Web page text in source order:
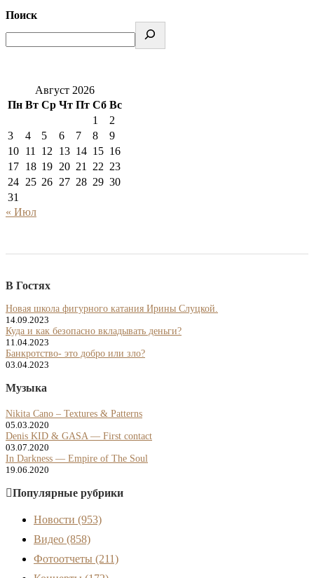
Поиск
Август 2026
Пн Вт Ср Чт Пт Сб Вс
1
2
3
4 5 6 7 8
9
10 11 12 13 14 15 16
17 18 19 20 21 22 23
24 25 26 27 28 29 30
31
« Июл
В Гостях
Новая школа фигурного катания Ирины Слуцкой.
14.09.2023
Куда и как безопасно вкладывать деньги?
11.04.2023
Банкротство- это добро или зло?
03.04.2023
Музыка
Nikita Cano – Textures & Patterns
05.03.2020
Denis KID & GASA — First contact
03.07.2020
In Darkness — Empire of The Soul
19.06.2020
Популярные рубрики
Новости (953)
Видео (858)
Фотоотчеты (211)